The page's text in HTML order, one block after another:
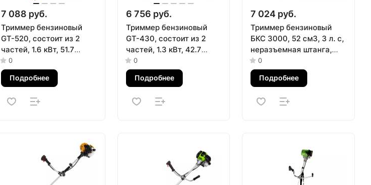
7 088 руб.
Триммер бензиновый
GT-520, состоит из 2
частей, 1.6 кВт, 51.7
куб.см, в комплекте диск
и катушка Denzel
0
Подробнее
6 756 руб.
Триммер бензиновый
GT-430, состоит из 2
частей, 1.3 кВт, 42.7
куб.см, в комплекте диск
и катушка Denzel
0
Подробнее
7 024 руб.
Триммер бензиновый
БКС 3000, 52 см3, 3 л. с,
неразъемная штанга,
состоит из 2 частей
Сибртех
0
Подробнее